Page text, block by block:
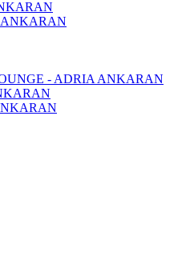
- ADRIA ANKARAN